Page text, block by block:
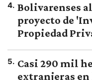
4. Bolivarenses
proyecto de
Propiedad
5. Casi 290 mil
extranjeras en